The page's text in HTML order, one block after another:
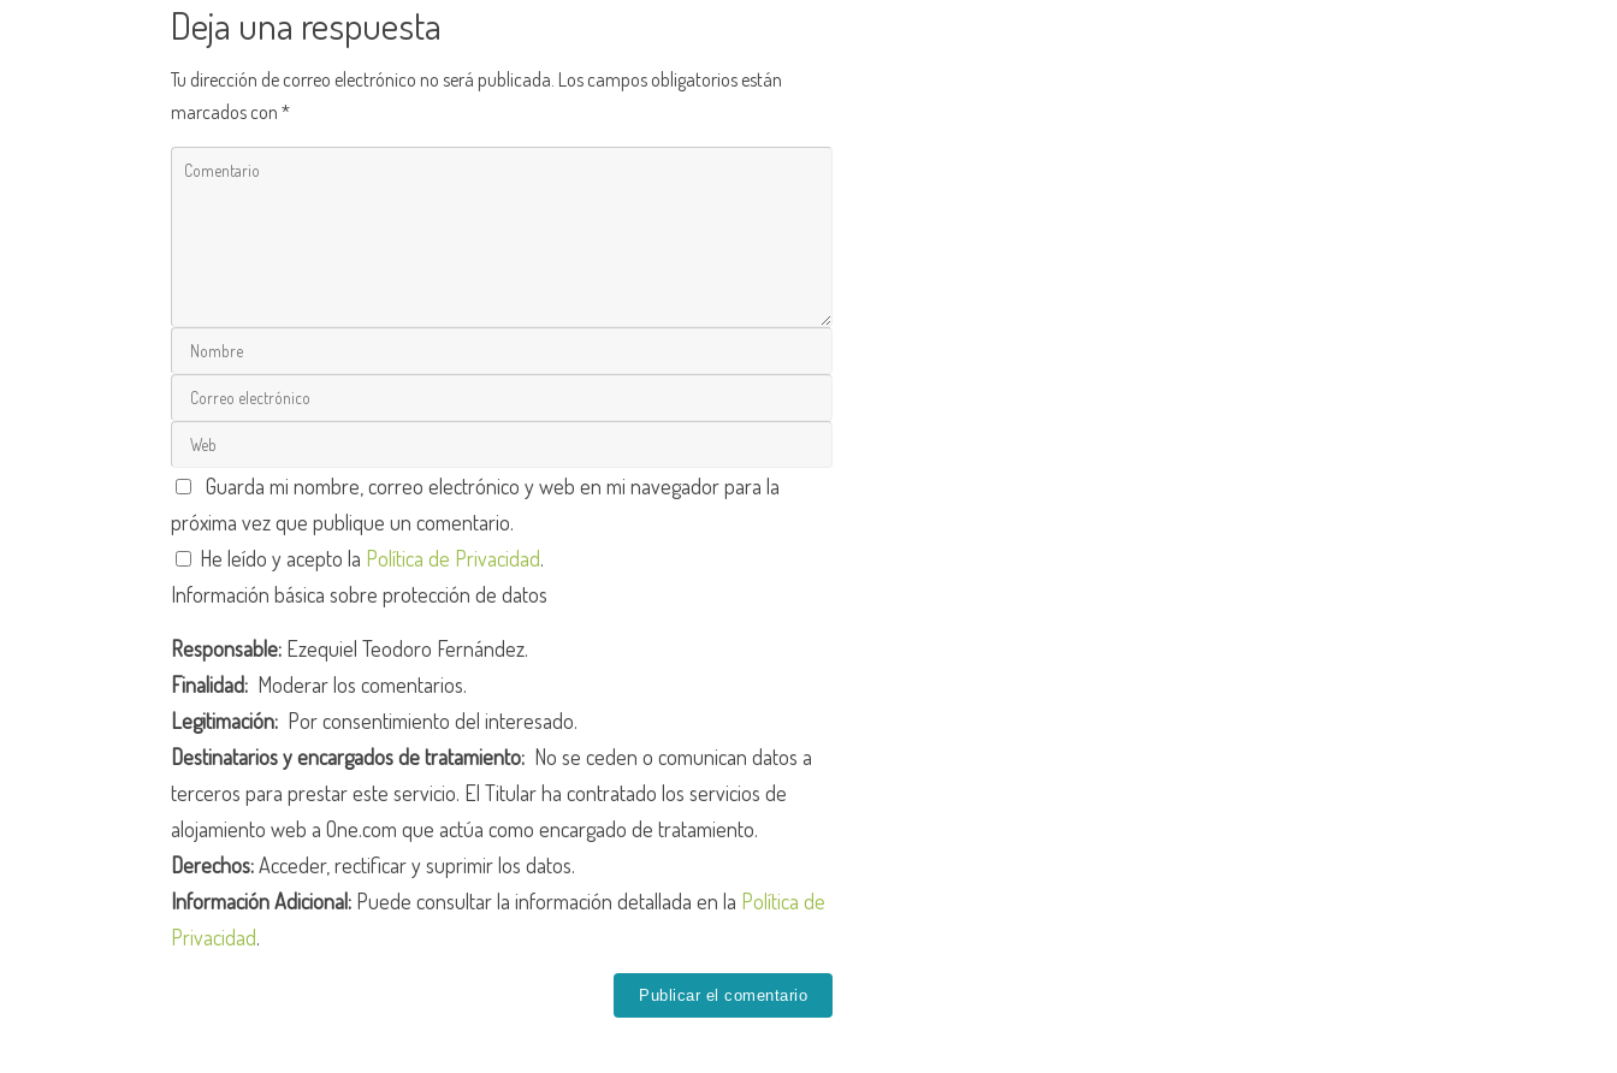
Deja una respuesta
Tu dirección de correo electrónico no será publicada. Los campos obligatorios están
marcados con*
Guarda mi nombre, correo electrónico y web en mi navegador para la
próxima vez que publique un comentario.
He leído y acepto la Política de Privacidad.
Información básica sobre protección de datos
Responsable: Ezequiel Teodoro Fernández.
Finalidad: Moderar los comentarios.
Legitimación: Por consentimiento del interesado.
Destinatarios y encargados de tratamiento: No se ceden o comunican datos a
terceros para prestar este servicio. El Titular ha contratado los servicios de
alojamiento web a One.com que actúa como encargado de tratamiento.
Derechos:Acceder, rectificar y suprimir los datos.
Información Adicional: Puede consultar la información detallada en la Política de
Privacidad.